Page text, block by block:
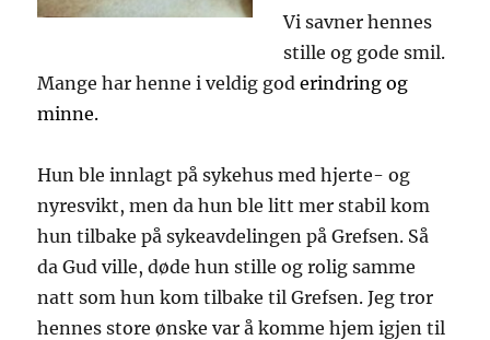
Vi savner hennes
stille og gode smil.
Mange har henne i veldig goderindringog
minne.
Hun ble innlagt på sykehus med hjerte- og
nyresvikt, men da hun ble litt mer stabil kom
hun tilbake på sykeavdelingen på Grefsen. Så
da Gud ville, døde hun stille og rolig samme
natt som hun kom tilbake til Grefsen. Jeg tror
hennes store ønske var å komme hjem igjen til